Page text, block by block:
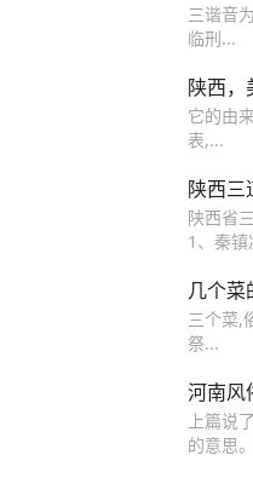
三谐音
临刑...
陕西，
它的由
表,...
陕西三
陕西省
1、秦镇
几个菜
三个菜,
祭...
河南风
上篇说
的意思